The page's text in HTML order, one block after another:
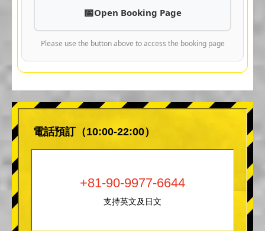
Open Booking Page
Please use the button above to access the booking page
電話預訂（10:00-22:00）
+81-90-9977-6644
支持英文及日文